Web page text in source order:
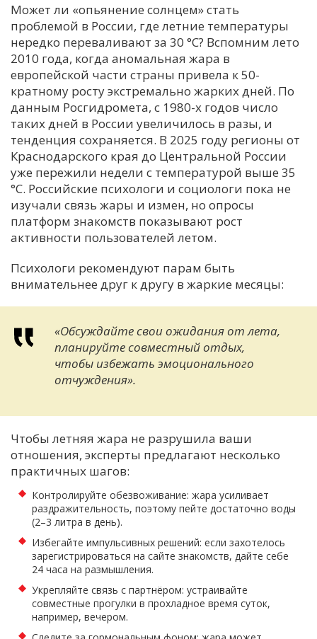
Может ли «опьянение солнцем» стать
проблемой в России, где летние температуры
нередко переваливают за 30 °C? Вспомним лето
2010 года, когда аномальная жара в
европейской части страны привела к 50-
кратному росту экстремально жарких дней. По
данным Росгидромета, с 1980-х годов число
таких дней в России увеличилось в разы, и
тенденция сохраняется. В 2025 году регионы от
Краснодарского края до Центральной России
уже пережили недели с температурой выше 35
°C. Российские психологи и социологи пока не
изучали связь жары и измен, но опросы
платформ знакомств показывают рост
активности пользователей летом.
Психологи рекомендуют парам быть
внимательнее друг к другу в жаркие месяцы:
«Обсуждайте свои ожидания от лета,
планируйте совместный отдых,
чтобы избежать эмоционального
отчуждения».
Чтобы летняя жара не разрушила ваши
отношения, эксперты предлагают несколько
практичных шагов:
Контролируйте обезвоживание: жара усиливает
раздражительность, поэтому пейте достаточно воды
(2–3 литра в день).
Избегайте импульсивных решений: если захотелось
зарегистрироваться на сайте знакомств, дайте себе
24 часа на размышления.
Укрепляйте связь с партнёром: устраивайте
совместные прогулки в прохладное время суток,
например, вечером.